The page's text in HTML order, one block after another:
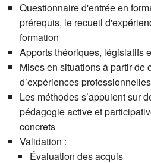
Questionnaire d'entrée en
prérequis, le recueil
formation
Apports théoriques, législatifs
Mises en situations à partir de
d’expériences professionnelles
Les méthodes s’appuient sur
pédagogie active et
concrets
Validation :
Évaluation des acquis